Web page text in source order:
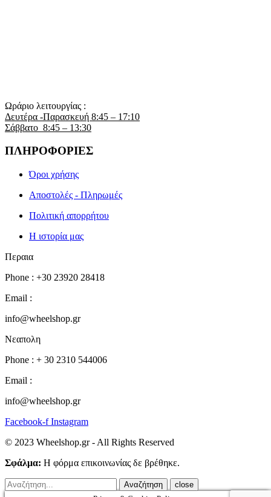
Ωράριο λειτουργίας :
Δευτέρα -Παρασκευή 8:45 – 17:10
Σάββατο 8:45 – 13:30
ΠΛΗΡΟΦΟΡΙΕΣ
Όροι χρήσης
Αποστολές - Πληρωμές
Πολιτική απορρήτου
Η ιστορία μας
Περαια
Phone : +30 23920 28418
Email :
info@wheelshop.gr
Νεαπολη
Phone : + 30 2310 544006
Email :
info@wheelshop.gr
Facebook-f Instagram
© 2023 Wheelshop.gr - All Rights Reserved
Σφάλμα: Η φόρμα επικοινωνίας δε βρέθηκε.
close